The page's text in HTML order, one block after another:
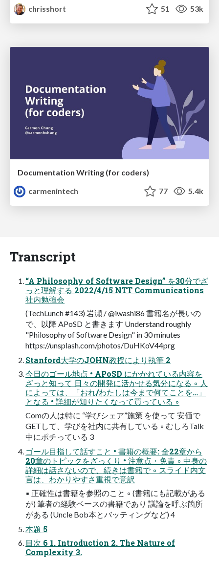
chrisshort
51 53k
Documentation Writing (for coders)
carmenintech
77 5.4k
Transcript
“A Philosophy of Software Design” を30分でざ
っと理解する 2022/4/15 NTT Communications
社内勉強会
(TechLunch #143) 岩瀬 / @iwashi86 書籍名が長いの
で、以降 APoSD と書きます Understand roughly
"Philosophy of Software Design" in 30 minutes
https://unsplash.com/photos/DuHKoV44prg
Stanford大学のJOHN教授により執筆 2
今日のゴール地点 • APoSD にかかれている内容を
ざっと知って 日々の開発に活かせる気分になる ◦ 人
によっては、「おれ/わたしは今まで何てことを…」
となる • 詳細が知りたくなって買っている ◦
Comの人は特に “学びシェア”施策 を使って 安価で
GETして、学びを社内に共有している ◦ むしろTalk
中にポチっている 3
ゴール目指して話すこと • 書籍の概要: 全22章から
20章のトピックをざっくり • 注意点・免責 ◦ 中身の
詳細は話さないので、続きは書籍で ◦ スライド内文
言は、わかりやすさ重視で意訳
▪ 正確性は書籍を参照のこと ◦ (書籍にも記載がある
が) 筆者の経験ベースの書籍であり 議論を呼ぶ箇所
がある (Uncle Bob本とバッティングなど) 4
本題 5
目次 6 1. Introduction 2. The Nature of
Complexity 3.